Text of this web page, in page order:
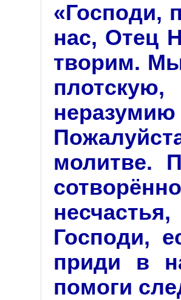
«Господи,
нас, Отец
творим.
молитве.
Господи,
приди в
помоги